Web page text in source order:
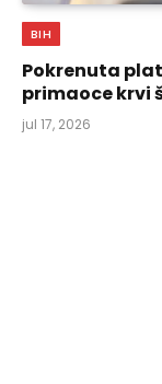
BIH
Pokrenuta
primaoce krvi
jul 17, 2026